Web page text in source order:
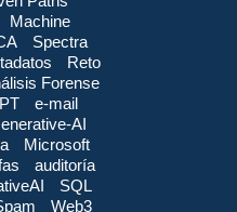
Machine
Spectra
Reto
Forense
e-mail
AI
Microsoft
auditoría
SQL
Web3